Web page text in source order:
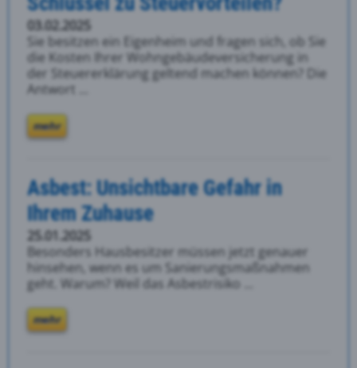
03.02.2025
Sie besitzen ein Eigenheim und fragen sich, ob Sie
die Kosten Ihrer Wohngebäudeversicherung in
der Steuererklärung geltend machen können? Die
Antwort ...
mehr
Asbest: Unsichtbare Gefahr in
Ihrem Zuhause
25.01.2025
Besonders Hausbesitzer müssen jetzt genauer
hinsehen, wenn es um Sanierungsmaßnahmen
geht. Warum? Weil das Asbestrisiko ...
mehr